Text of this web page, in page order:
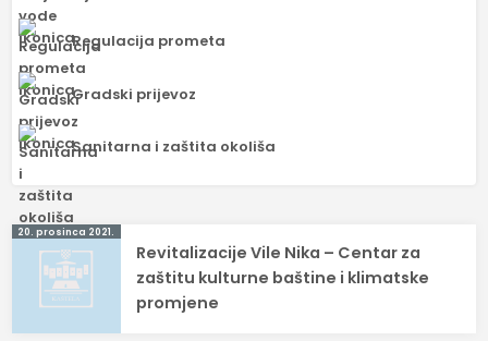
Regulacija prometa
Gradski prijevoz
Sanitarna i zaštita okoliša
Navigacija
objava
20. prosinca 2021.
Revitalizacije Vile Nika – Centar za
zaštitu kulturne baštine i klimatske
promjene